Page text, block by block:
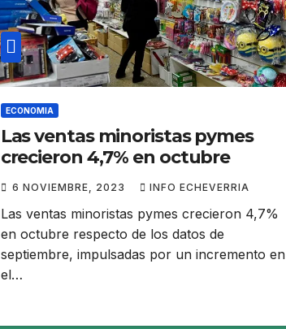
ECONOMIA
Las ventas minoristas pymes
crecieron 4,7% en octubre
6 NOVIEMBRE, 2023 INFO ECHEVERRIA
Las ventas minoristas pymes crecieron 4,7%
en octubre respecto de los datos de
septiembre, impulsadas por un incremento en
el…